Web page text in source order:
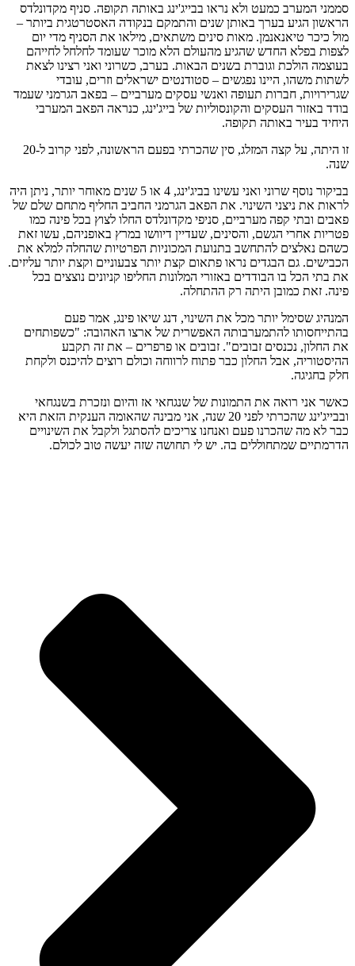
סממני המערב כמעט ולא נראו בבייג'ינג באותה תקופה. סניף מקדונלדס
הראשון הגיע בערך באותן שנים והתמקם בנקודה האסטרטגית ביותר –
מול כיכר טיאנאנמן. מאות סינים משתאים, מילאו את הסניף מדי יום
לצפות בפלא החדש שהגיע מהעולם הלא מוכר שעומד לחלחל לחייהם
בעוצמה הולכת וגוברת בשנים הבאות. בערב, כשרוני ואני רצינו לצאת
לשתות משהו, היינו נפגשים – סטודנטים ישראלים וזרים, עובדי
שגרירויות, חברות תעופה ואנשי עסקים מערביים – בפאב הגרמני שעמד
בודד באזור העסקים והקונסוליות של בייג'ינג, כנראה הפאב המערבי
היחיד בעיר באותה תקופה.
זו היתה, על קצה המזלג, סין שהכרתי בפעם הראשונה, לפני קרוב ל-20
שנה.
בביקור נוסף שרוני ואני עשינו בביג'ינג, 4 או 5 שנים מאוחר יותר, ניתן היה
לראות את ניצני השינוי. את הפאב הגרמני החביב החליף מתחם שלם של
פאבים ובתי קפה מערביים, סניפי מקדונלדס החלו לצוץ בכל פינה כמו
פטריות אחרי הגשם, והסינים, שעדיין דיוושו במרץ באופניהם, עשו זאת
כשהם נאלצים להתחשב בתנועת המכוניות הפרטיות שהחלה למלא את
הכבישים. גם הבגדים נראו פתאום קצת יותר צבעוניים וקצת יותר עליזים.
את בתי הכל בו הבודדים באזורי המלונות החליפו קניונים נוצצים בכל
פינה. זאת כמובן היתה רק ההתחלה.
המנהיג שסימל יותר מכל את השינוי, דנג שיאו פינג, אמר פעם
בהתייחסותו להתמערבותה האפשרית של ארצו האהובה: "כשפותחים
את החלון, נכנסים זבובים". זבובים או פרפרים – את זה תקבע
ההיסטוריה, אבל החלון כבר פתוח לרווחה וכולם רוצים להיכנס ולקחת
חלק בחגיגה.
כאשר אני רואה את התמונות של שנגחאי אז והיום ונזכרת בשנגחאי
ובבייג'ינג שהכרתי לפני 20 שנה, אני מבינה שהאומה הענקית הזאת היא
כבר לא מה שהכרנו פעם ואנחנו צריכים להסתגל ולקבל את השינויים
הדרמתיים שמתחוללים בה. יש לי תחושה שזה יעשה טוב לכולם.